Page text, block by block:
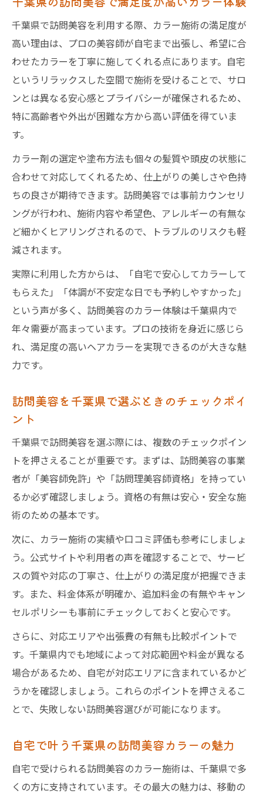
千葉県で訪問美容を利用する際、カラー施術の満足度が
高い理由は、プロの美容師が自宅まで出張し、希望に合
わせたカラーを丁寧に施してくれる点にあります。自宅
というリラックスした空間で施術を受けることで、サロ
ンとは異なる安心感とプライバシーが確保されるため、
特に高齢者や外出が困難な方から高い評価を得ていま
す。
カラー剤の選定や塗布方法も個々の髪質や頭皮の状態に
合わせて対応してくれるため、仕上がりの美しさや色持
ちの良さが期待できます。訪問美容では事前カウンセリ
ングが行われ、施術内容や希望色、アレルギーの有無な
ど細かくヒアリングされるので、トラブルのリスクも軽
減されます。
実際に利用した方からは、「自宅で安心してカラーして
もらえた」「体調が不安定な日でも予約しやすかった」
という声が多く、訪問美容のカラー体験は千葉県内で
年々需要が高まっています。プロの技術を身近に感じら
れ、満足度の高いヘアカラーを実現できるのが大きな魅
力です。
訪問美容を千葉県で選ぶときのチェックポイ
ント
千葉県で訪問美容を選ぶ際には、複数のチェックポイン
トを押さえることが重要です。まずは、訪問美容の事業
者が「美容師免許」や「訪問理美容師資格」を持ってい
るか必ず確認しましょう。資格の有無は安心・安全な施
術のための基本です。
次に、カラー施術の実績や口コミ評価も参考にしましょ
う。公式サイトや利用者の声を確認することで、サービ
スの質や対応の丁寧さ、仕上がりの満足度が把握できま
す。また、料金体系が明確か、追加料金の有無やキャン
セルポリシーも事前にチェックしておくと安心です。
さらに、対応エリアや出張費の有無も比較ポイントで
す。千葉県内でも地域によって対応範囲や料金が異なる
場合があるため、自宅が対応エリアに含まれているかど
うかを確認しましょう。これらのポイントを押さえるこ
とで、失敗しない訪問美容選びが可能になります。
自宅で叶う千葉県の訪問美容カラーの魅力
自宅で受けられる訪問美容のカラー施術は、千葉県で多
くの方に支持されています。その最大の魅力は、移動の